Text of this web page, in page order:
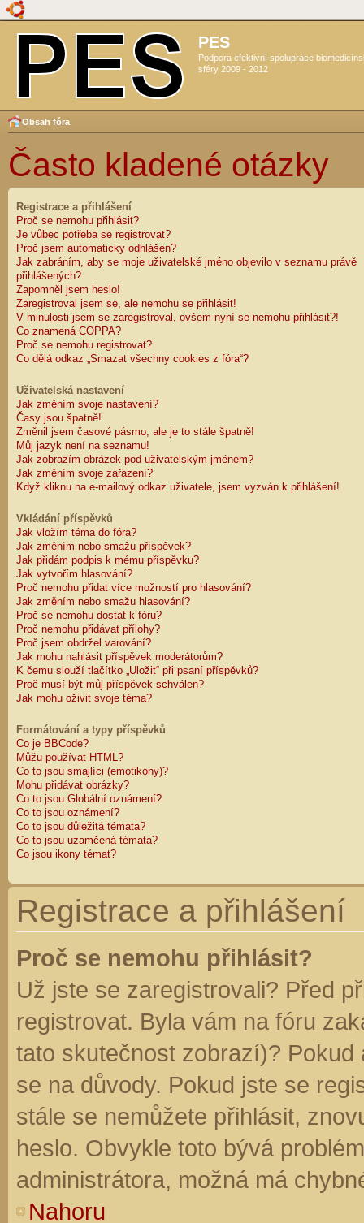
PES
Podpora efektivní spolupráce
sféry 2009 - 2012
Obsah fóra
Často kladené otázky
Registrace a přihlášení
Proč se nemohu přihlásit?
Je vůbec potřeba se registrovat?
Proč jsem automaticky odhlášen?
Jak zabráním, aby se moje uživatelské jméno objevilo v seznamu právě
přihlášených?
Zapomněl jsem heslo!
Zaregistroval jsem se, ale nemohu se přihlásit!
V minulosti jsem se zaregistroval, ovšem nyní se nemohu přihlásit?!
Co znamená COPPA?
Proč se nemohu registrovat?
Co dělá odkaz „Smazat všechny cookies z fóra“?
Uživatelská nastavení
Jak změním svoje nastavení?
Časy jsou špatně!
Změnil jsem časové pásmo, ale je to stále špatně!
Můj jazyk není na seznamu!
Jak zobrazím obrázek pod uživatelským jménem?
Jak změním svoje zařazení?
Když kliknu na e-mailový odkaz uživatele, jsem vyzván k přihlášení!
Vkládání příspěvků
Jak vložím téma do fóra?
Jak změním nebo smažu příspěvek?
Jak přidám podpis k mému příspěvku?
Jak vytvořím hlasování?
Proč nemohu přidat více možností pro hlasování?
Jak změním nebo smažu hlasování?
Proč se nemohu dostat k fóru?
Proč nemohu přidávat přílohy?
Proč jsem obdržel varování?
Jak mohu nahlásit příspěvek moderátorům?
K čemu slouží tlačítko „Uložit“ při psaní příspěvků?
Proč musí být můj příspěvek schválen?
Jak mohu oživit svoje téma?
Formátování a typy příspěvků
Co je BBCode?
Můžu používat HTML?
Co to jsou smajlíci (emotikony)?
Mohu přidávat obrázky?
Co to jsou Globální oznámení?
Co to jsou oznámení?
Co to jsou důležitá témata?
Co to jsou uzamčená témata?
Co jsou ikony témat?
Registrace a přihlášení
Proč se nemohu přihlásit?
Už jste se zaregistrovali? Před
registrovat. Byla vám na fóru
tato skutečnost zobrazí)?
se na důvody. Pokud jste se
stále se nemůžete přihlásit,
heslo. Obvykle toto bývá
administrátora, možná má
Nahoru